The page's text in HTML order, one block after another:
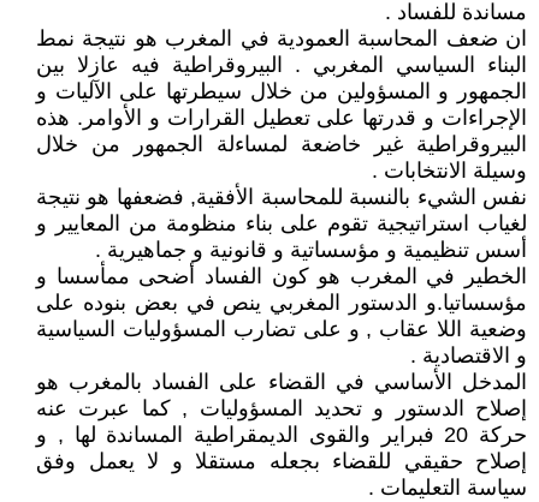
مساندة للفساد .
ان ضعف المحاسبة العمودية في المغرب هو نتيجة نمط
البناء السياسي المغربي . البيروقراطية فيه عازلا بين
الجمهور و المسؤولين من خلال سيطرتها على الآليات و
الإجراءات و قدرتها على تعطيل القرارات و الأوامر. هذه
البيروقراطية غير خاضعة لمساءلة الجمهور من خلال
وسيلة الانتخابات .
نفس الشيء بالنسبة للمحاسبة الأفقية, فضعفها هو نتيجة
لغياب استراتيجية تقوم على بناء منظومة من المعايير و
أسس تنظيمية و مؤسساتية و قانونية و جماهيرية .
الخطير في المغرب هو كون الفساد أضحى ممأسسا و
مؤسساتيا.و الدستور المغربي ينص في بعض بنوده على
وضعية اللا عقاب , و على تضارب المسؤوليات السياسية
و الاقتصادية .
المدخل الأساسي في القضاء على الفساد بالمغرب هو
إصلاح الدستور و تحديد المسؤوليات , كما عبرت عنه
حركة 20 فبراير والقوى الديمقراطية المساندة لها , و
إصلاح حقيقي للقضاء بجعله مستقلا و لا يعمل وفق
سياسة التعليمات .